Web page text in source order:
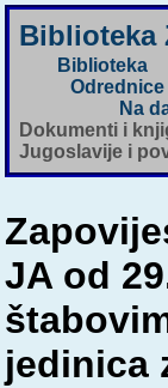
Biblioteka
Biblioteka
Odrednice
Na
Dokumenti i
Jugoslavije i
JA od
jedinica